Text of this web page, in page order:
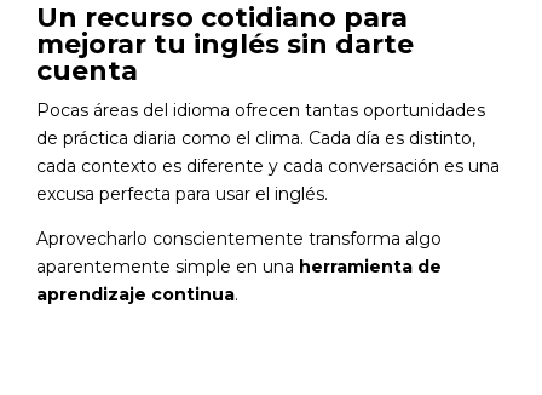
Un recurso cotidiano para
mejorar tu inglés sin darte
cuenta
Pocas áreas del idioma ofrecen tantas oportunidades
de práctica diaria como el clima. Cada día es distinto,
cada contexto es diferente y cada conversación es una
excusa perfecta para usar el inglés.
Aprovecharlo conscientemente transforma algo
aparentemente simple en una herramienta de
aprendizaje continua.